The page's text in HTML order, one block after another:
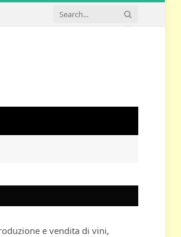
e vendita di vini,